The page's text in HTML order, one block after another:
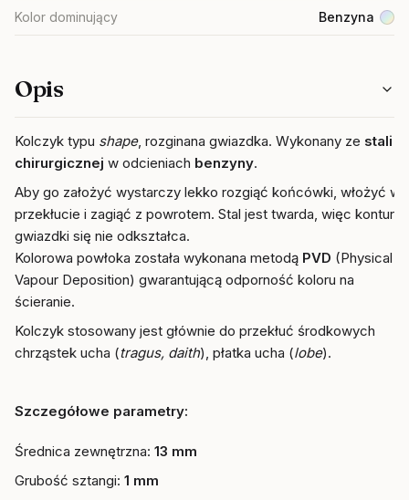
Kolor dominujący Benzyna
Opis
Kolczyk typu shape, rozginana gwiazdka. Wykonany ze stali
chirurgicznej w odcieniach benzyny.
Aby go założyć wystarczy lekko rozgiąć końcówki, włożyć w
przekłucie i zagiąć z powrotem. Stal jest twarda, więc kontur
gwiazdki się nie odkształca.
Kolorowa powłoka została wykonana metodą PVD (Physical
Vapour Deposition) gwarantującą odporność koloru na
ścieranie.
Kolczyk stosowany jest głównie do przekłuć środkowych
chrząstek ucha (tragus, daith), płatka ucha (lobe).
Szczegółowe parametry:
Średnica zewnętrzna: 13 mm
Grubość sztangi: 1 mm